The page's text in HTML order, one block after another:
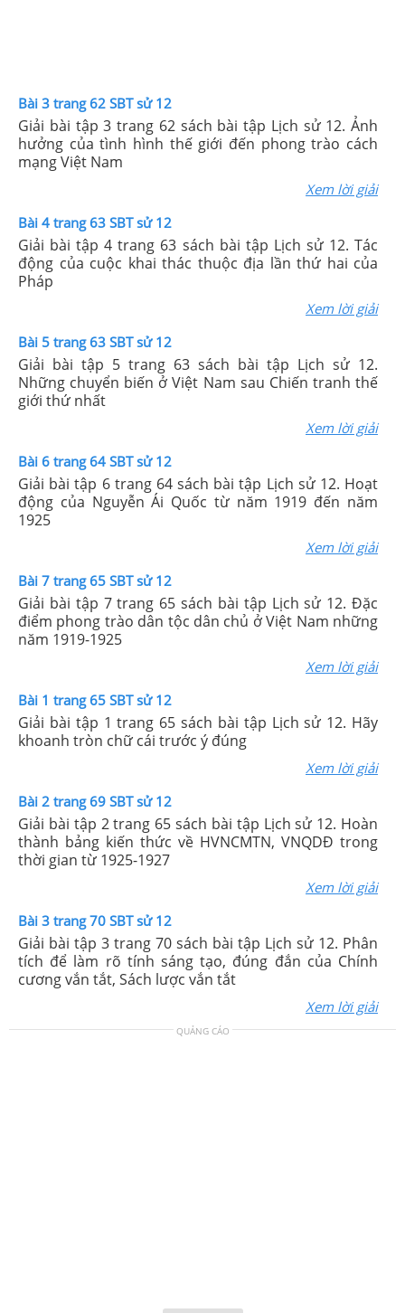
Bài 3 trang 62 SBT sử 12
Giải bài tập 3 trang 62 sách bài tập Lịch sử 12. Ảnh
hưởng của tình hình thế giới đến phong trào cách
mạng Việt Nam
Xem lời giải
Bài 4 trang 63 SBT sử 12
Giải bài tập 4 trang 63 sách bài tập Lịch sử 12. Tác
động của cuộc khai thác thuộc địa lần thứ hai của
Pháp
Xem lời giải
Bài 5 trang 63 SBT sử 12
Giải bài tập 5 trang 63 sách bài tập Lịch sử 12.
Những chuyển biến ở Việt Nam sau Chiến tranh thế
giới thứ nhất
Xem lời giải
Bài 6 trang 64 SBT sử 12
Giải bài tập 6 trang 64 sách bài tập Lịch sử 12. Hoạt
động của Nguyễn Ái Quốc từ năm 1919 đến năm
1925
Xem lời giải
Bài 7 trang 65 SBT sử 12
Giải bài tập 7 trang 65 sách bài tập Lịch sử 12. Đặc
điểm phong trào dân tộc dân chủ ở Việt Nam những
năm 1919-1925
Xem lời giải
Bài 1 trang 65 SBT sử 12
Giải bài tập 1 trang 65 sách bài tập Lịch sử 12. Hãy
khoanh tròn chữ cái trước ý đúng
Xem lời giải
Bài 2 trang 69 SBT sử 12
Giải bài tập 2 trang 65 sách bài tập Lịch sử 12. Hoàn
thành bảng kiến thức về HVNCMTN, VNQDĐ trong
thời gian từ 1925-1927
Xem lời giải
Bài 3 trang 70 SBT sử 12
Giải bài tập 3 trang 70 sách bài tập Lịch sử 12. Phân
tích để làm rõ tính sáng tạo, đúng đắn của Chính
cương vắn tắt, Sách lược vắn tắt
Xem lời giải
QUẢNG CÁO